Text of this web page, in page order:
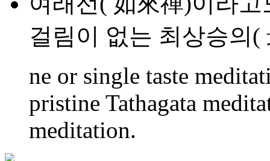
걸림이 없는 최상승의
ne or single taste
pristine Tathagata
meditation.